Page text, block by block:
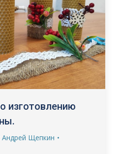
изготовлению
Андрей Щепкин